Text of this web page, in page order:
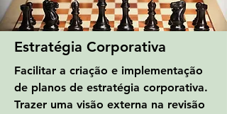
Estratégia Corporativa
Facilitar a criação e implementação
de planos de estratégia corporativa.
Trazer uma visão externa na revisão